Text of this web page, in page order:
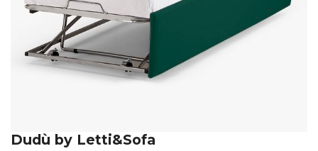
Dudù by Letti&Sofa